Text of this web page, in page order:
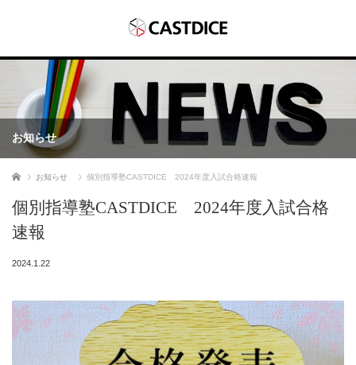
お知らせ
ホーム お知らせ 個別指導塾CASTDICE 2024年度入試合格速報
個別指導塾CASTDICE 2024年度入試合格
速報
2024.1.22